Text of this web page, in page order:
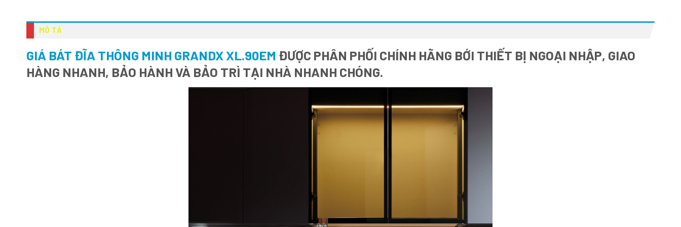
MÔ TẢ
GIÁ BÁT ĐĨA THÔNG MINH GRANDX XL.90EM ĐƯỢC PHÂN PHỐI CHÍNH HÃNG BỚI THIẾT BỊ NGOẠI NHẬP, GIAO
HÀNG NHANH, BẢO HÀNH VÀ BẢO TRÌ TẠI NHÀ NHANH CHÓNG.